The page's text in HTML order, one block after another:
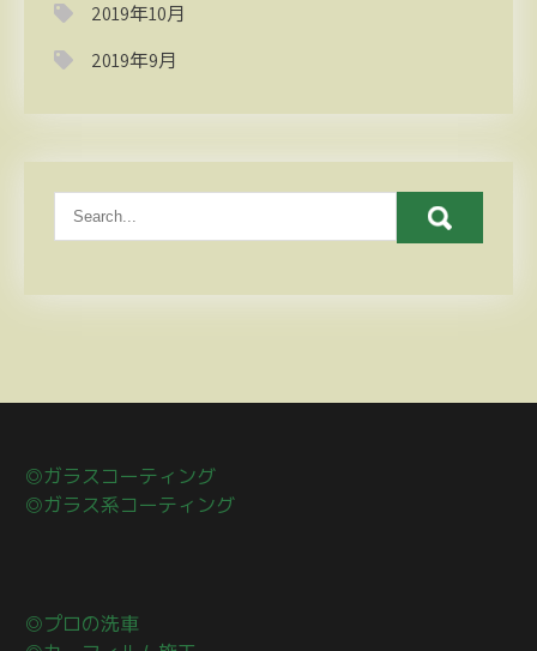
2019年10月
2019年9月
◎ガラスコーティング
◎ガラス系コーティング
◎プロの洗車